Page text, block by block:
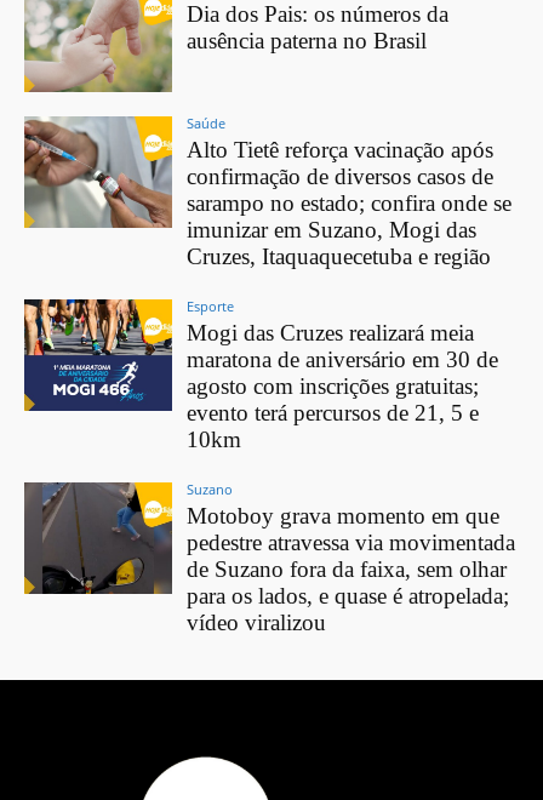
Dia dos Pais: os números da
ausência paterna no Brasil
Saúde
Alto Tietê reforça vacinação após
confirmação de diversos casos de
sarampo no estado; confira onde se
imunizar em Suzano, Mogi das
Cruzes, Itaquaquecetuba e região
Esporte
Mogi das Cruzes realizará meia
maratona de aniversário em 30 de
agosto com inscrições gratuitas;
evento terá percursos de 21, 5 e
10km
Suzano
Motoboy grava momento em que
pedestre atravessa via movimentada
de Suzano fora da faixa, sem olhar
para os lados, e quase é atropelada;
vídeo viralizou